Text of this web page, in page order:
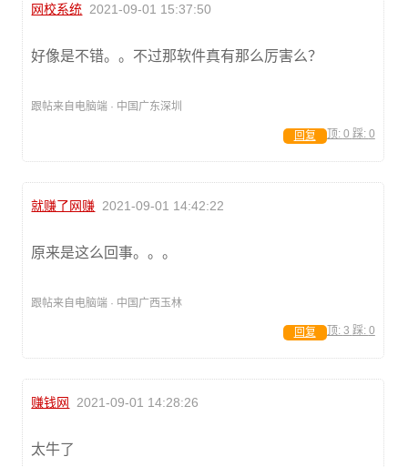
网校系统 2021-09-01 15:37:50
好像是不错。。不过那软件真有那么厉害么？
跟帖来自电脑端 · 中国广东深圳
顶: 0 踩: 0
回复
就赚了网赚 2021-09-01 14:42:22
原来是这么回事。。。
跟帖来自电脑端 · 中国广西玉林
顶: 3 踩: 0
回复
赚钱网 2021-09-01 14:28:26
太牛了